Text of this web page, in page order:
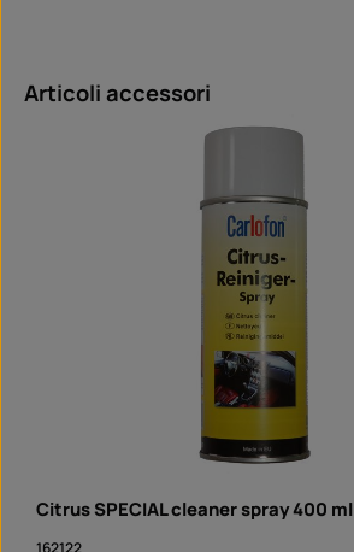
Salta la galleria dei prodotti
Articoli accessori
Citrus SPECIAL cleaner spray 400 ml
162122